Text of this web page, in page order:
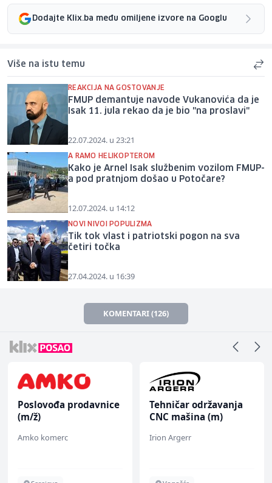
Dodajte Klix.ba među omiljene izvore na Googlu
Više na istu temu
REAKCIJA NA GOSTOVANJE
FMUP demantuje navode Vukanovića da je
Isak 11. jula rekao da je bio "na proslavi"
22.07.2024. u 23:21
A RAMO HELIKOPTEROM
Kako je Arnel Isak službenim vozilom FMUP-
a pod pratnjom došao u Potočare?
12.07.2024. u 14:12
NOVI NIVOI POPULIZMA
Tik tok vlast i patriotski pogon na sva
četiri točka
27.04.2024. u 16:39
KOMENTARI (126)
Poslovođa prodavnice
(m/ž)
Amko komerc
Tehničar održavanja
CNC mašina (m)
Irion Argerr